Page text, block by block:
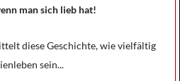
man sich lieb hat!
diese Geschichte, wie vielfältig
sein...